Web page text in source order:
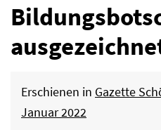
Erschienen in Gazette
Januar 2022